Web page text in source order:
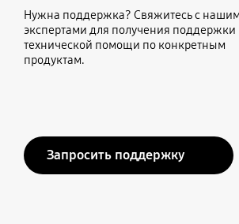
Нужна поддержка? Свяжитесь с
экспертами для получения поддержки
технической помощи по конкретным
продуктам.
Запросить поддержку